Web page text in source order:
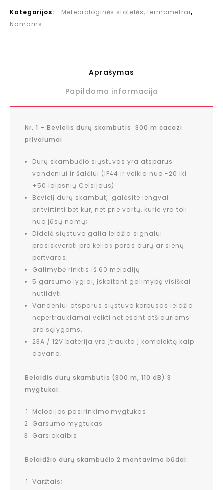
Kategorijos: Meteorologinės stotelės, termometrai,
Namams
Aprašymas
Papildoma informacija
Nr. 1 – Bevielis durų skambutis 300 m cacazi
privalumai
Durų skambučio siųstuvas yra atsparus
vandeniui ir šalčiui (IP44 ir veikia nuo -20 iki
+50 laipsnių Celsijaus)
Bevielį durų skambutį galėsite lengvai
pritvirtinti bet kur, net prie vartų, kurie yra toli
nuo jūsų namų;
Didelė siųstuvo galia leidžia signalui
prasiskverbti pro kelias poras durų ar sienų
pertvaras;
Galimybė rinktis iš 60 melodijų
5 garsumo lygiai, įskaitant galimybę visiškai
nutildyti.
Vandeniui atsparus siųstuvo korpusas leidžia
nepertraukiamai veikti net esant atšiaurioms
oro sąlygoms.
23A / 12V baterija yra įtraukta į komplektą kaip
dovana;
Belaidis durų skambutis (300 m, 110 dB) 3
mygtukai:
Melodijos pasirinkimo mygtukas
Garsumo mygtukas
Garsiakalbis
Belaidžio durų skambučio 2 montavimo būdai:
Varžtais;